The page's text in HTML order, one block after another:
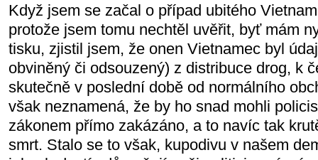
Když jsem se začal o případ ubitého
protože jsem tomu nechtěl uvěřit, byť mám
tisku, zjistil jsem, že onen Vietnamec byl
obviněný či odsouzený) z distribuce drog, k
skutečně v poslední době od normálního
však neznamená, že by ho snad mohli
zákonem přímo zakázáno, a to navíc tak
smrt. Stalo se to však, kupodivu v našem